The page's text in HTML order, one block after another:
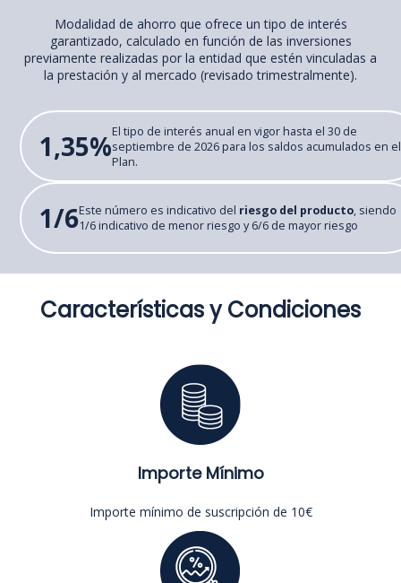
Modalidad de ahorro que ofrece un tipo de interés
garantizado, calculado en función de las inversiones
previamente realizadas por la entidad que estén vinculadas a
la prestación y al mercado (revisado trimestralmente).
1,35%El tipo de interés anual en vigor hasta el 30 de
septiembre de 2026 para los saldos acumulados en el
Plan.
1/6Este número es indicativo del riesgo del producto, siendo
1/6 indicativo de menor riesgo y 6/6 de mayor riesgo
Características y Condiciones
Importe Mínimo
Importe mínimo de suscripción de 10€